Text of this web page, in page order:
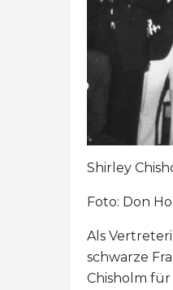
Shirley
Foto: Don
Als
schwarze
Chisholm für